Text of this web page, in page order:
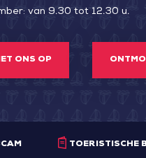
van 9.30 tot 12.30 u.
ONS OP
TOERISTISCHE